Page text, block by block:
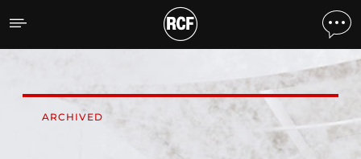
MU 9186 UNITÉ MAÎTRE
ARCHIVED